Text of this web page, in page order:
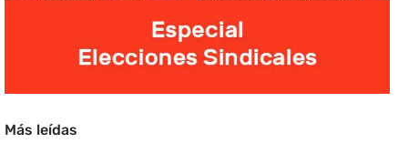
Más leídas